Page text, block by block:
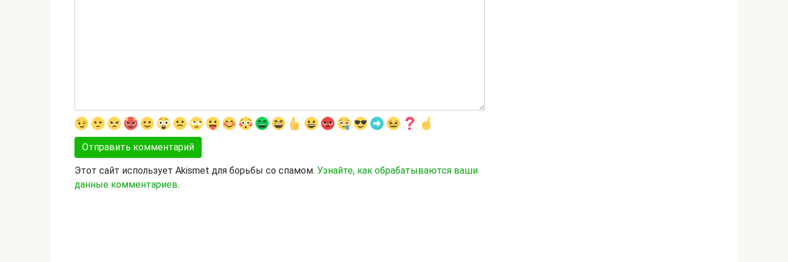
Этот сайт использует Akismet для борьбы со спамом. Узнайте, как обрабатываются ваши
данные комментариев.